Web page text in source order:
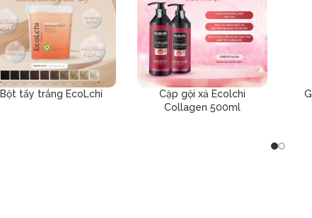
Bột tẩy trắng EcoLchi
Cặp gội xả Ecolchi
Collagen 500ml